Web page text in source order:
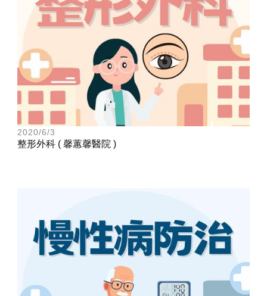
2020/6/3
整形外科 ( 馨蕙馨醫院 )